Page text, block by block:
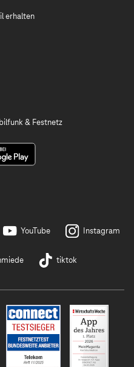
erhalten
& Festnetz
YouTube Instagram
tiktok